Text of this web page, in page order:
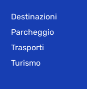
Destinazioni
Parcheggio
Trasporti
Turismo